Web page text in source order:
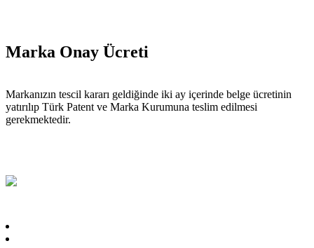
Marka Onay Ücreti
Markanızın tescil kararı geldiğinde iki ay içerinde belge ücretinin
yatırılıp Türk Patent ve Marka Kurumuna teslim edilmesi
gerekmektedir.